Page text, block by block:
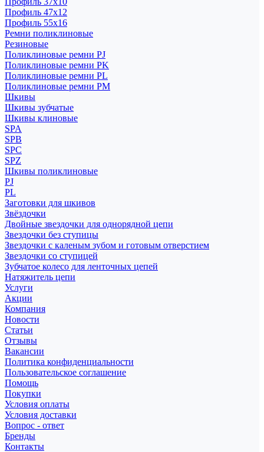
Профиль 47x12
Профиль 55x16
Ремни поликлиновые
Резиновые
Поликлиновые ремни PJ
Поликлиновые ремни PK
Поликлиновые ремни PL
Поликлиновые ремни PM
Шкивы
Шкивы зубчатые
Шкивы клиновые
SPA
SPB
SPC
SPZ
Шкивы поликлиновые
PJ
PL
Заготовки для шкивов
Звёздочки
Двойные звездочки для однорядной цепи
Звездочки без ступицы
Звездочки с каленым зубом и готовым отверстием
Звездочки со ступицей
Зубчатое колесо для ленточных цепей
Натяжитель цепи
Услуги
Акции
Компания
Новости
Статьи
Отзывы
Вакансии
Политика конфиденциальности
Пользовательское соглашение
Помощь
Покупки
Условия оплаты
Условия доставки
Вопрос - ответ
Бренды
Контакты